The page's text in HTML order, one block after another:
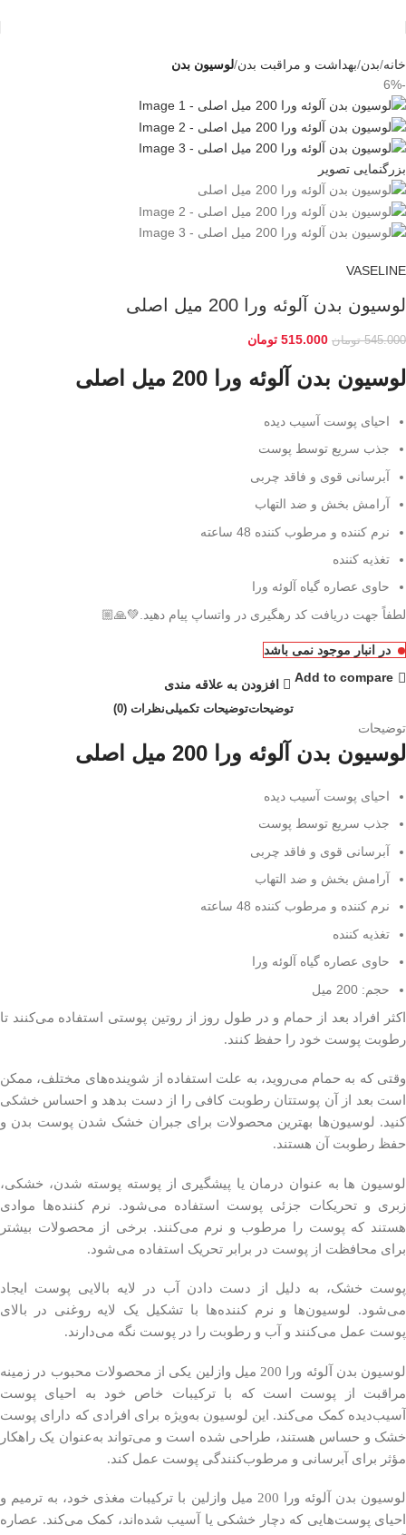
خانه بدن بهداشت و مراقبت بدن لوسیون بدن
-6%
بزرگنمایی تصویر
VASELINE
لوسیون بدن آلوئه ورا 200 میل اصلی
545.000 تومان 515.000 تومان
لوسیون بدن آلوئه ورا 200 میل اصلی
احیای پوست آسیب دیده
جذب سریع توسط پوست
آبرسانی قوی و فاقد چربی
آرامش بخش و ضد التهاب
نرم کننده و مرطوب کننده 48 ساعته
تغذیه کننده
حاوی عصاره گیاه آلوئه ورا
لطفاً جهت دریافت کد رهگیری در واتساپ پیام دهید.💚🙏🏼
در انبار موجود نمی باشد
Add to compare
افزودن به علاقه مندی
توضیحاتتوضیحات تکمیلینظرات (0)
توضیحات
لوسیون بدن آلوئه ورا 200 میل اصلی
احیای پوست آسیب دیده
جذب سریع توسط پوست
آبرسانی قوی و فاقد چربی
آرامش بخش و ضد التهاب
نرم کننده و مرطوب کننده 48 ساعته
تغذیه کننده
حاوی عصاره گیاه آلوئه ورا
حجم: 200 میل
اکثر افراد بعد از حمام و در طول روز از روتین پوستی استفاده می‌کنند تا
رطوبت پوست خود را حفظ کنند.
وقتی که به حمام می‌روید، به علت استفاده از شوینده‌های مختلف، ممکن
است بعد از آن پوستتان رطوبت کافی را از دست بدهد و احساس خشکی
کنید. لوسیون‌ها بهترین محصولات برای جبران خشک شدن پوست بدن و
حفظ رطوبت آن هستند.
لوسیون ها به عنوان درمان یا پیشگیری از پوسته پوسته شدن، خشکی،
زبری و تحریکات جزئی پوست استفاده می‌شود. نرم کننده‌ها موادی
هستند که پوست را مرطوب و نرم می‌کنند. برخی از محصولات بیشتر
برای محافظت از پوست در برابر تحریک استفاده می‌شود.
پوست خشک، به دلیل از دست دادن آب در لایه بالایی پوست ایجاد
می‌شود. لوسیون‌ها و نرم کننده‌ها با تشکیل یک لایه روغنی در بالای
پوست عمل می‌کنند و آب و رطوبت را در پوست نگه می‌دارند.
لوسیون بدن آلوئه ورا 200 میل وازلین یکی از محصولات محبوب در زمینه
مراقبت از پوست است که با ترکیبات خاص خود به احیای پوست
آسیب‌دیده کمک می‌کند. این لوسیون به‌ویژه برای افرادی که دارای پوست
خشک و حساس هستند، طراحی شده است و می‌تواند به‌عنوان یک راهکار
مؤثر برای آبرسانی و مرطوب‌کنندگی پوست عمل کند.
لوسیون بدن آلوئه ورا 200 میل وازلین با ترکیبات مغذی خود، به ترمیم و
احیای پوست‌هایی که دچار خشکی یا آسیب شده‌اند، کمک می‌کند. عصاره